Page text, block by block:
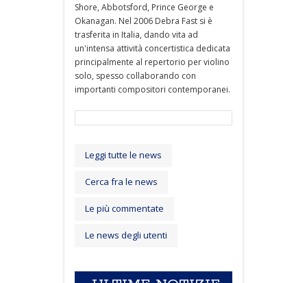
Shore, Abbotsford, Prince George e
Okanagan. Nel 2006 Debra Fast si è
trasferita in Italia, dando vita ad
un'intensa attività concertistica dedicata
principalmente al repertorio per violino
solo, spesso collaborando con
importanti compositori contemporanei.
Leggi tutte le news
Cerca fra le news
Le più commentate
Le news degli utenti